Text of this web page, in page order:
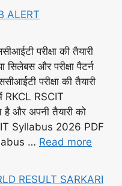
ALERT
परीक्षा की तैयारी
सिलेबस और परीक्षा पैटर्न
परीक्षा की तैयारी
में RKCL RSCIT
और अपनी तैयारी को
Syllabus 2026 PDF
… Read more
RESULT SARKARI